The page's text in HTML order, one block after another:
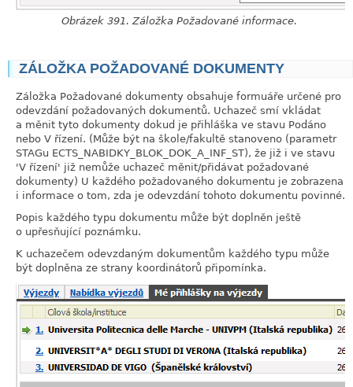
Obrázek 391. Záložka Požadované informace.
ZÁLOŽKA POŽADOVANÉ DOKUMENTY
Záložka Požadované dokumenty obsahuje formuáře určené pro
odevzdání požadovaných dokumentů. Uchazeč smí vkládat
a měnit tyto dokumenty dokud je přihláška ve stavu Podáno
nebo V řízení. (Může být na škole/fakultě stanoveno (parametr
STAGu ECTS_NABIDKY_BLOK_DOK_A_INF_ST), že již i ve stavu
'V řízení' již nemůže uchazeč měnit/přidávat požadované
dokumenty) U každého požadovaného dokumentu je zobrazena
i informace o tom, zda je odevzdání tohoto dokumentu povinné.
Popis každého typu dokumentu může být doplněn ještě
o upřesňující poznámku.
K uchazečem odevzdaným dokumentům každého typu může
být doplněna ze strany koordinátorů připomínka.